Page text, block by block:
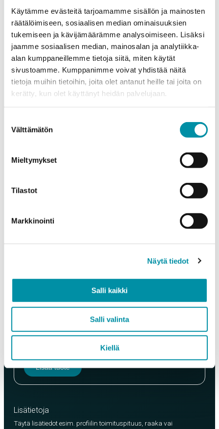
Käytämme evästeitä tarjoamamme sisällön ja mainosten
räätälöimiseen, sosiaalisen median ominaisuuksien
tukemiseen ja kävijämäärämme analysoimiseen. Lisäksi
jaamme sosiaalisen median, mainosalan ja analytiikka-
alan kumppaneillemme tietoja siitä, miten käytät
sivustoamme. Kumppanimme voivat yhdistää näitä
tietoja muihin tietoihin, joita olet antanut heille tai joita on
kerätty, kun olet käyttänyt heidän palvelujaan.
valinta
Välttämätön
Mieltymykset
Tilastot
Markkinointi
Näytä tiedot
Salli kaikki
Salli valinta
Kiellä
Yhteyshenkilö*
Sähköposti*
Puhelinnumero
Valitse tuote ja syötä tilauksen määrä metreinä. Huomioithan, että
Tuote*
EN AW-6063 (min. 250kg)
Lisää tuote
Lisätietoja
Täytä lisätiedot esim. profiilin toimituspituus, raaka vai